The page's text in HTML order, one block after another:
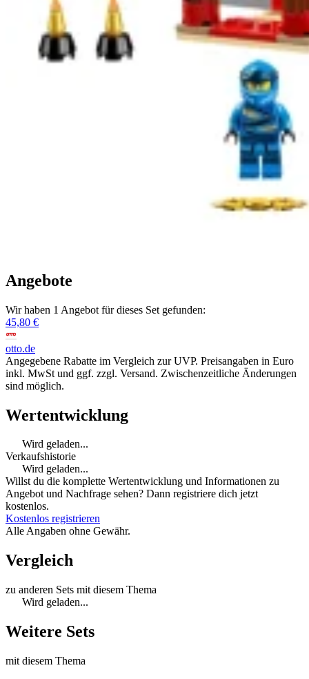
Angebote
Wir haben 1 Angebot für dieses Set gefunden:
45,80 €
otto.de
Angegebene Rabatte im Vergleich zur UVP. Preisangaben in Euro
inkl. MwSt und ggf. zzgl. Versand. Zwischenzeitliche Änderungen
sind möglich.
Wertentwicklung
Wird geladen...
Verkaufshistorie
Wird geladen...
Willst du die komplette Wertentwicklung und Informationen zu
Angebot und Nachfrage sehen? Dann registriere dich jetzt
kostenlos.
Kostenlos registrieren
Alle Angaben ohne Gewähr.
Vergleich
zu anderen Sets mit diesem Thema
Wird geladen...
Weitere Sets
mit diesem Thema